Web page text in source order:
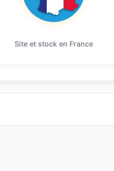
Site et stock en France